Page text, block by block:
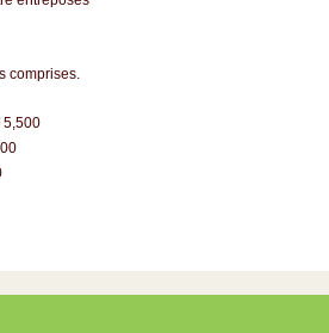
comprises.
5,500